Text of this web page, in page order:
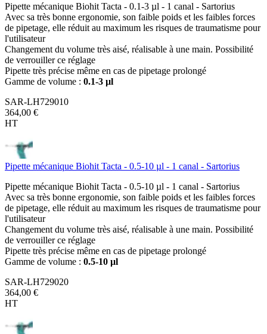
Pipette mécanique Biohit Tacta - 0.1-3 µl - 1 canal - Sartorius
Avec sa très bonne ergonomie, son faible poids et les faibles forces
de pipetage, elle réduit au maximum les risques de traumatisme pour
l'utilisateur
Changement du volume très aisé, réalisable à une main. Possibilité
de verrouiller ce réglage
Pipette très précise même en cas de pipetage prolongé
Gamme de volume : 0.1-3 µl
SAR-LH729010
364,00 €
HT
Pipette mécanique Biohit Tacta - 0.5-10 µl - 1 canal - Sartorius
Pipette mécanique Biohit Tacta - 0.5-10 µl - 1 canal - Sartorius
Avec sa très bonne ergonomie, son faible poids et les faibles forces
de pipetage, elle réduit au maximum les risques de traumatisme pour
l'utilisateur
Changement du volume très aisé, réalisable à une main. Possibilité
de verrouiller ce réglage
Pipette très précise même en cas de pipetage prolongé
Gamme de volume : 0.5-10 µl
SAR-LH729020
364,00 €
HT